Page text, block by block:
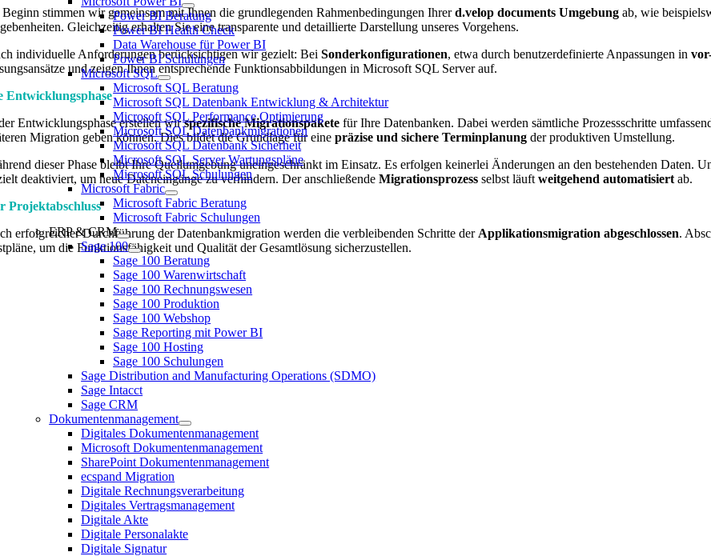
Power BI Beratung
Power BI Health Check
Data Warehouse für Power BI
Power BI Schulungen
Microsoft SQL
Microsoft SQL Beratung
Microsoft SQL Datenbank Entwicklung & Architektur
Microsoft SQL Performance Optimierung
Microsoft SQL Datenbankmigrationen
Microsoft SQL Datenbank Sicherheit
Microsoft SQL Server Wartungspläne
Microsoft SQL Schulungen
Microsoft Fabric
Microsoft Fabric Beratung
Microsoft Fabric Schulungen
ERP & CRM
Sage 100
Sage 100 Beratung
Sage 100 Warenwirtschaft
Sage 100 Rechnungswesen
Sage 100 Produktion
Sage 100 Webshop
Sage Reporting mit Power BI
Sage 100 Hosting
Sage 100 Schulungen
Sage Distribution and Manufacturing Operations (SDMO)
Sage Intacct
Sage CRM
Dokumentenmanagement
Digitales Dokumentenmanagement
Microsoft Dokumentenmanagement
SharePoint Dokumentenmanagement
ecspand Migration
Digitale Rechnungsverarbeitung
Digitales Vertragsmanagement
Digitale Akte
Digitale Personalakte
Digitale Signatur
stimmen wir gemeinsam mit Ihnen die grundlegenden Rahmenbedingungen Ihrerd.velop documents Umgebung ab, wie
Gleichzeitig erhalten Sie eine transparente und detaillierte Darstellung unseres Vorgehens.
individuelle Anforderungen berücksichtigen wir gezielt: BeiSonderkonfigurationen, etwa durch benutzerdefinierte Anpassungen in
und zeigen Ihnen entsprechende Funktionsabbildungen in Microsoft SQL Server auf.
Entwicklungsphase
Entwicklungsphase erstellen wirspezifische Migrationspakete für Ihre Datenbanken. Dabei werden sämtliche Prozessschritte
Migration geben können. Dies bildet die Grundlage für einepräzise und sichere Terminplanung der produktiven Umstellung.
dieser Phase bleibt Ihre Quellumgebung uneingeschränkt im Einsatz. Es erfolgen keinerlei Änderungen an den bestehenden
deaktiviert, um neue Dateneingänge zu verhindern. Der anschließendeMigrationsprozess selbst läuftweitgehend automatisiert ab.
Projektabschluss
erfolgreicher Durchführung der Datenbankmigration werden die verbleibenden Schritte der Applikationsmigration abgeschlossen.
um die Funktionsfähigkeit und Qualität der Gesamtlösung sicherzustellen.